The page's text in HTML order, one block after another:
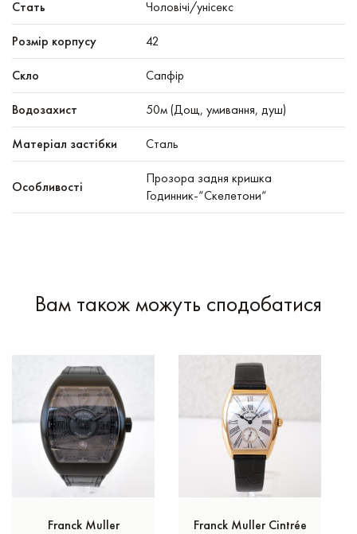
Стать Чоловічі/унісекс
Розмір корпусу 42
Скло Сапфір
Водозахист 50м (Дощ, умивання, душ)
Матеріал застібки Сталь
Особливості
Прозора задня кришка
Годинник-“Скелетони“
Вам також можуть сподобатися
Franck Muller
Franck Muller Cintrée